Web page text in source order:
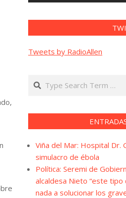
Tweets by RadioAllen
Search
Viña del Mar: Hospital Dr.
simulacro de ébola
Política: Seremi de
alcaldesa Nieto “este
nada a solucionar los